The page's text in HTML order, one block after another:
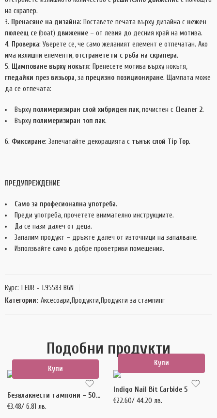
на скрапер.
Пренасяне на дизайна: Поставете печата върху дизайна с нежен
люлеещ се (boat) движение – от левия до десния край на мотивa.
Проверка: Уверете се, че само желаният елемент е отпечатан. Ако
има излишни елементи, отстранете ги с ръба на скрапера.
Щамповане върху нокътя: Пренесете мотива върху нокътя,
гледайки през визьора, за прецизно позициониране. Щампата може
да се отпечата:
Върху полимеризиран слой хибриден лак, почистен с Cleaner 2.
Върху полимеризиран топ лак.
6. Фиксиране: Запечатайте декорацията с тънък слой Tip Top.
ПРЕДУПРЕЖДЕНИЕ
Само за професионална употреба.
Преди употреба, прочетете внимателно инструкциите.
Да се пази далеч от деца.
Запалим продукт – дръжте далеч от източници на запалване.
Използвайте само в добре проветриви помещения.
Курс: 1 EUR = 1.95583 BGN
Категории: Аксесоари, Продукти, Продукти за стампинг
Подобни продукти
Купи
Безвлакнести тампони – 500 броя
€3.48/ 6.81 лв.
Купи
Indigo Nail Bit Carbide 5
€22.60/ 44.20 лв.